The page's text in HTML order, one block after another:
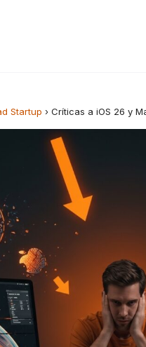
Startup › Críticas a iOS 26 y